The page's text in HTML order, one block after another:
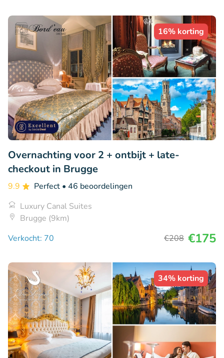
16% korting
Overnachting voor 2 + ontbijt + late-
checkout in Brugge
9.9 Perfect • 46 beoordelingen
Luxury Canal Suites
Brugge (9km)
Verkocht: 70
€208 €175
34% korting